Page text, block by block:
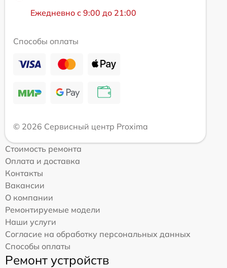
Ежедневно с 9:00 до 21:00
Способы оплаты
© 2026 Сервисный центр Proxima
Стоимость ремонта
Оплата и доставка
Контакты
Вакансии
О компании
Ремонтируемые модели
Наши услуги
Согласие на обработку персональных данных
Способы оплаты
Ремонт устройств